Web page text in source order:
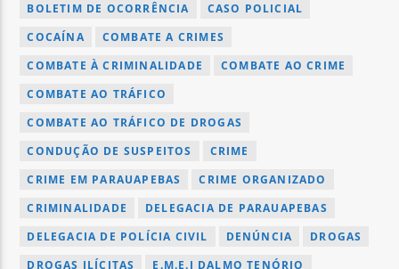
BOLETIM DE OCORRÊNCIA
CASO POLICIAL
COCAÍNA
COMBATE A CRIMES
COMBATE À CRIMINALIDADE
COMBATE AO CRIME
COMBATE AO TRÁFICO
COMBATE AO TRÁFICO DE DROGAS
CONDUÇÃO DE SUSPEITOS
CRIME
CRIME EM PARAUAPEBAS
CRIME ORGANIZADO
CRIMINALIDADE
DELEGACIA DE PARAUAPEBAS
DELEGACIA DE POLÍCIA CIVIL
DENÚNCIA
DROGAS
DROGAS ILÍCITAS
E.M.E.I DALMO TENÓRIO